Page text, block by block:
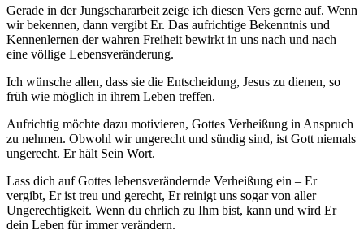
Gerade in der Jungschararbeit zeige ich diesen Vers gerne auf. Wenn
wir bekennen, dann vergibt Er. Das aufrichtige Bekenntnis und
Kennenlernen der wahren Freiheit bewirkt in uns nach und nach
eine völlige Lebensveränderung.
Ich wünsche allen, dass sie die Entscheidung, Jesus zu dienen, so
früh wie möglich in ihrem Leben treffen.
Aufrichtig möchte dazu motivieren, Gottes Verheißung in Anspruch
zu nehmen. Obwohl wir ungerecht und sündig sind, ist Gott niemals
ungerecht. Er hält Sein Wort.
Lass dich auf Gottes lebensverändernde Verheißung ein – Er
vergibt, Er ist treu und gerecht, Er reinigt uns sogar von aller
Ungerechtigkeit. Wenn du ehrlich zu Ihm bist, kann und wird Er
dein Leben für immer verändern.